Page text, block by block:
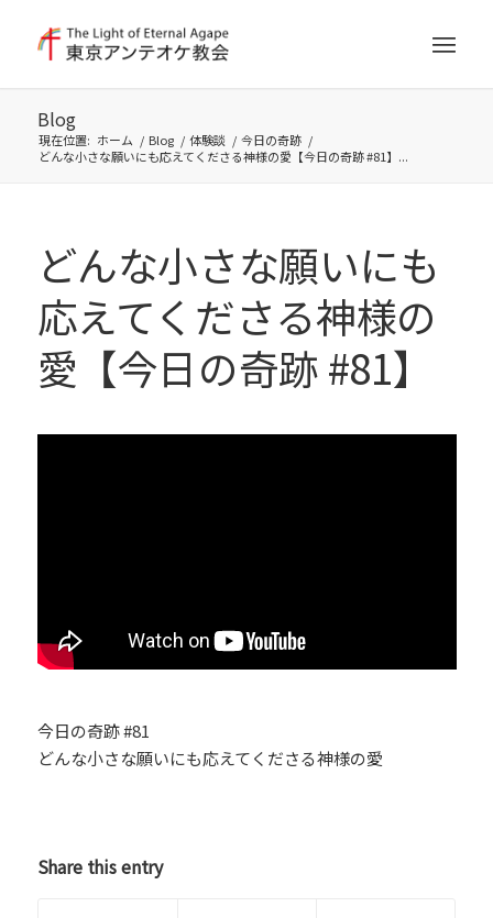
Blog
現在位置: ホーム / Blog / 体験談 / 今日の奇跡 /
どんな小さな願いにも応えてくださる神様の愛【今日の奇跡 #81】...
どんな小さな願いにも
応えてくださる神様の
愛【今日の奇跡 #81】
今日の奇跡 #81
どんな小さな願いにも応えてくださる神様の愛
Share this entry